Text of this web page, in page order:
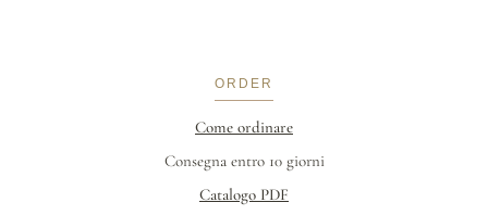
ORDER
Come ordinare
Consegna entro 10 giorni
Catalogo PDF